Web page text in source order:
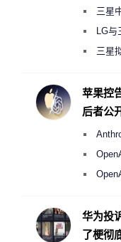
三星
月销售
LG与
偷偷共
三星
度
苹果控
后者公
《人工
2000美
华为投
了梗彻